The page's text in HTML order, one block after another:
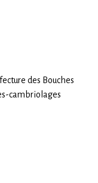
des Bouches
cambriolages